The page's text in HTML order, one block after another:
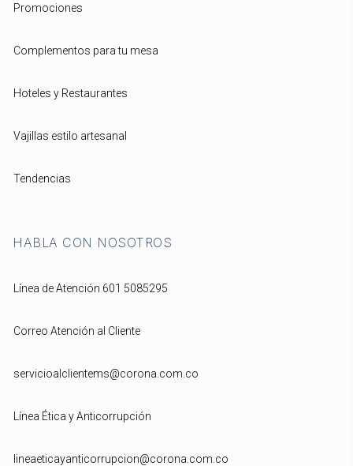
Promociones
Complementos para tu mesa
Hoteles y Restaurantes
Vajillas estilo artesanal
Tendencias
HABLA CON NOSOTROS
Línea de Atención 601 5085295
Correo Atención al Cliente
servicioalclientems@corona.com.co
Línea Ética y Anticorrupción
lineaeticayanticorrupcion@corona.com.co